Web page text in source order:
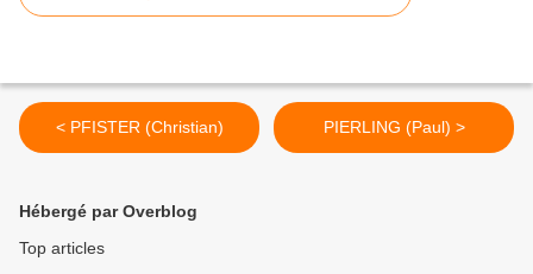
< PFISTER (Christian) PIERLING (Paul) >
Hébergé par Overblog
Top articles